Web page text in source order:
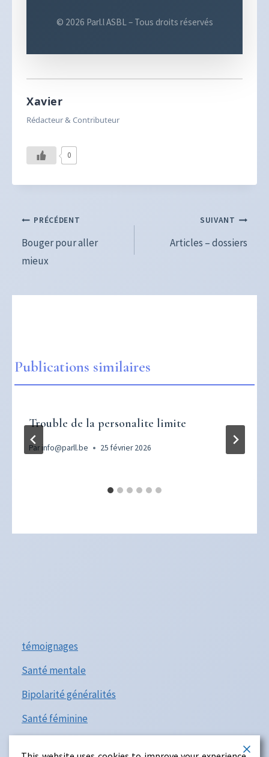
© 2026 Parl.l ASBL – Tous droits réservés
Xavier
Rédacteur & Contributeur
0
Navigation
de
l’article
PRÉCÉDENT
Bouger pour aller
mieux
SUIVANT
Articles – dossiers
Publications similaires
Trouble de la personalite limite
Par info@parll.be 25 février 2026
témoignages
Santé mentale
Bipolarité généralités
Santé féminine